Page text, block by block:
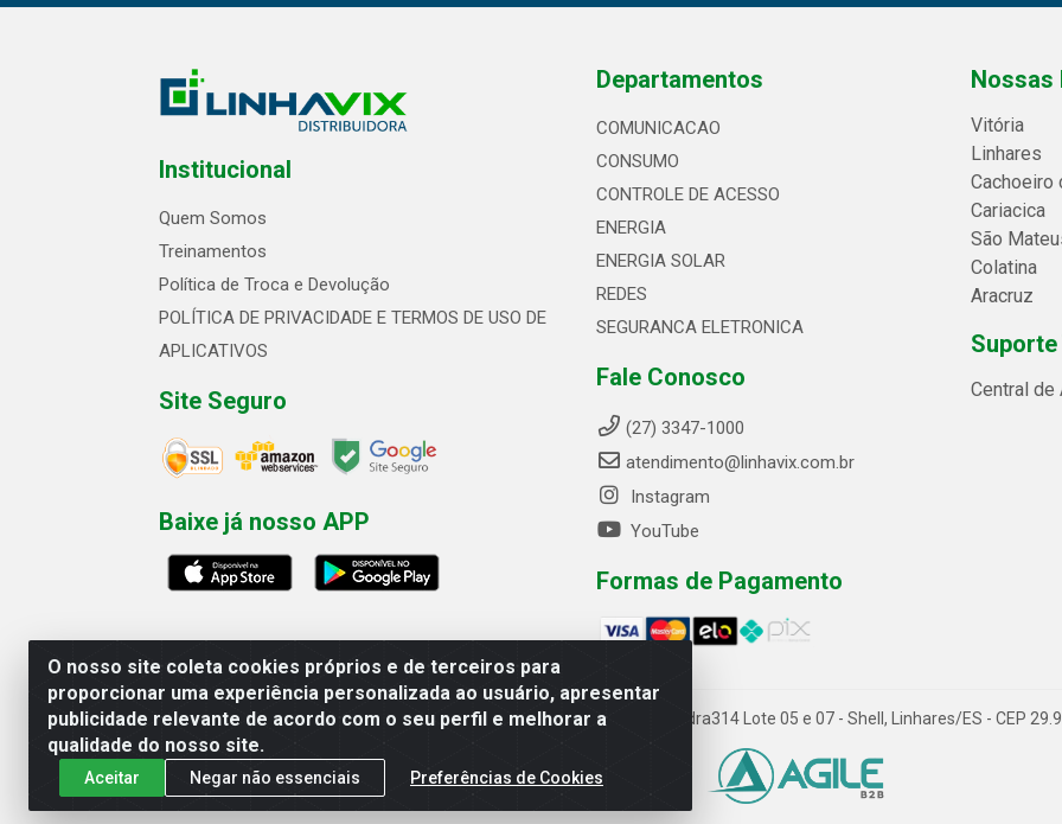
O nosso site coleta cookies próprios e de terceiros para
proporcionar uma experiência personalizada ao usuário, apresentar
publicidade relevante de acordo com o seu perfil e melhorar a
qualidade do nosso site.
Aceitar Negar não essenciais Preferências de Cookies
Institucional
Quem Somos
Treinamentos
Política de Troca e Devolução
POLÍTICA DE PRIVACIDADE E TERMOS DE USO DE
APLICATIVOS
Site Seguro
Baixe já nosso APP
Departamentos
COMUNICACAO
CONSUMO
CONTROLE DE ACESSO
ENERGIA
ENERGIA SOLAR
REDES
SEGURANCA ELETRONICA
Fale Conosco
(27) 3347-1000
atendimento@linhavix.com.br
Instagram
YouTube
Formas de Pagamento
Nossas
Vitória
Linhares
Cachoeiro
Cariacica
São
Colatina
Aracruz
Central de
Linhavix Distribuidora LTDA - Avenida Alegre, 2521 - Quadra314 Lote 05 e 07 - Shell, Linhares/ES - CEP